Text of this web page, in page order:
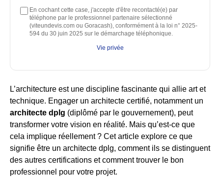
En cochant cette case, j'accepte d'être recontacté(e) par
téléphone par le professionnel partenaire sélectionné
(viteundevis.com ou Goracash), conformément à la loi n° 2025-
594 du 30 juin 2025 sur le démarchage téléphonique.
Vie privée
L’architecture est une discipline fascinante qui allie art et
technique. Engager un architecte certifié, notamment un
architecte dplg (diplômé par le gouvernement), peut
transformer votre vision en réalité. Mais qu’est-ce que
cela implique réellement ? Cet article explore ce que
signifie être un architecte dplg, comment ils se distinguent
des autres certifications et comment trouver le bon
professionnel pour votre projet.